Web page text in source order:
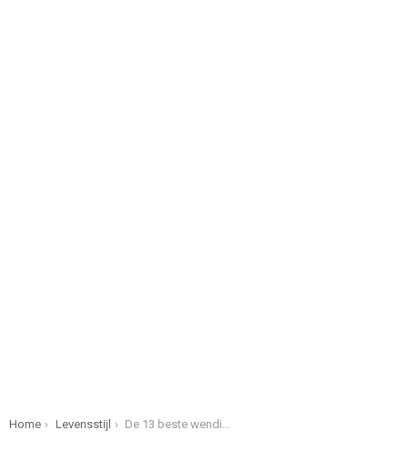
You are here:
Home Levensstijl De 13 beste wendingen in de filmgeschiedenis